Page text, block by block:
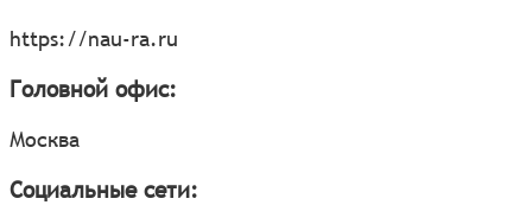
https://nau-ra.ru
Головной офис:
Москва
Социальные сети: